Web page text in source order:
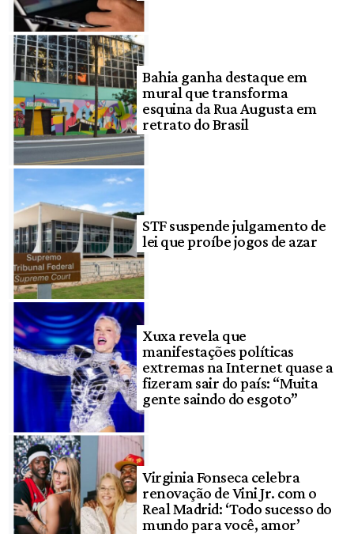
Bahia ganha destaque em
mural que transforma
esquina da Rua Augusta em
retrato do Brasil
STF suspende julgamento de
lei que proíbe jogos de azar
Xuxa revela que
manifestações políticas
extremas na Internet quase a
fizeram sair do país: “Muita
gente saindo do esgoto”
Virginia Fonseca celebra
renovação de Vini Jr. com o
Real Madrid: ‘Todo sucesso do
mundo para você, amor’